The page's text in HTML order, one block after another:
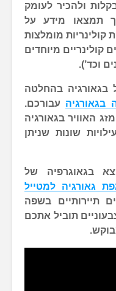
ולהכיר לעומק
תמצאו מידע על
קולינריות מומלצות
קולינריים מיוחדים
וכד’).
בגאורגיה בהחלטה
בגאורגיה עבורכם.
האוויר בגאורגיה
שונות שניתן
בגאוגרפיה של
גאורגיה למטייל
תיירותיים בשפה
תוביל אתכם